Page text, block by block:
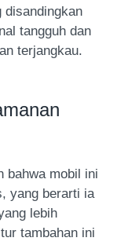
disandingkan
tangguh dan
terjangkau.
bahwa mobil ini
yang berarti ia
lebih
tambahan ini